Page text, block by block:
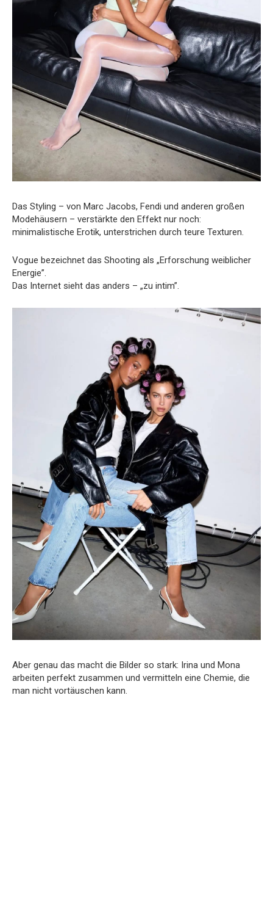
Das Styling – von Marc Jacobs, Fendi und anderen großen
Modehäusern – verstärkte den Effekt nur noch:
minimalistische Erotik, unterstrichen durch teure Texturen.
Vogue bezeichnet das Shooting als „Erforschung weiblicher
Energie”.
Das Internet sieht das anders – „zu intim”.
Aber genau das macht die Bilder so stark: Irina und Mona
arbeiten perfekt zusammen und vermitteln eine Chemie, die
man nicht vortäuschen kann.